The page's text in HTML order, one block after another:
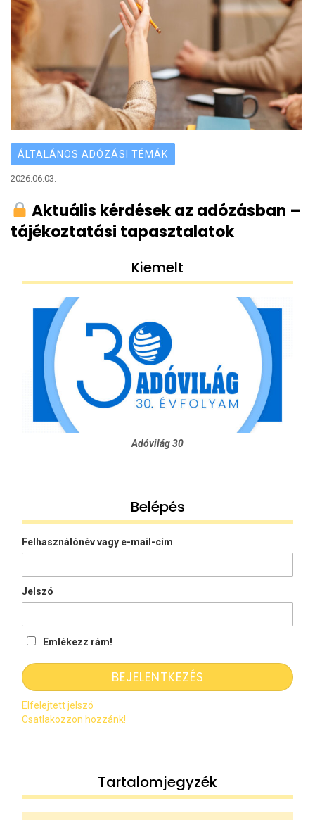
ÁLTALÁNOS ADÓZÁSI TÉMÁK
2026.06.03.
Aktuális kérdések az adózásban –
tájékoztatási tapasztalatok
Kiemelt
Adóvilág 30
Belépés
Felhasználónév vagy e-mail-cím
Jelszó
Emlékezz rám!
Elfelejtett jelszó
Csatlakozzon hozzánk!
Tartalomjegyzék